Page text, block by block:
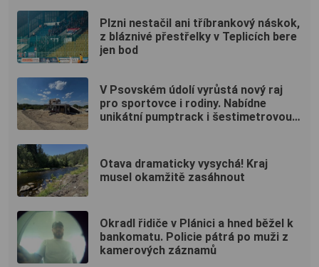
Plzni nestačil ani tříbrankový náskok,
z bláznivé přestřelky v Teplicích bere
jen bod
V Psovském údolí vyrůstá nový raj
pro sportovce i rodiny. Nabídne
unikátní pumptrack i šestimetrovou
Otava dramaticky vysychá! Kraj
musel okamžitě zasáhnout
Okradl řidiče v Plánici a hned běžel k
bankomatu. Policie pátrá po muži z
kamerových záznamů